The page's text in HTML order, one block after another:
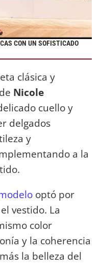
CON UN SOFISTICADO
clásica y
Nicole
cuello y
delgados
y
a la
optó por
vestido. La
color
y la coherencia
la belleza del